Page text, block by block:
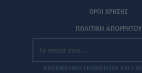
ΟΡΟΙ ΧΡΗΣΗΣ
ΠΟΛΙΤΙΚΗ ΑΠΟΡΡΗΤΟΥ
ΚΑΘΗΜΕΡΙΝΗ ΕΝΗΜΕΡΩΣΗ ΚΑΙ ΣΤΟ